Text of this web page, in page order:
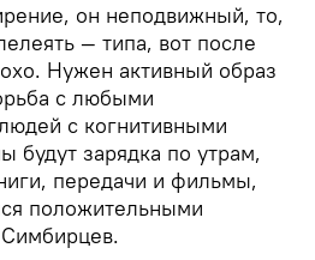
он неподвижный, то,
— типа, вот после
Нужен активный образ
с любыми
с когнитивными
будут зарядка по утрам,
передачи и фильмы,
положительными